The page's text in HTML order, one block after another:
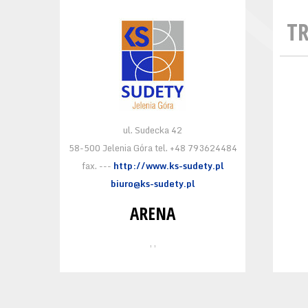
ul. Sudecka 42
58-500 Jelenia Góra tel. +48 793624484
fax. --- http://www.ks-sudety.pl
biuro@ks-sudety.pl
ARENA
, ,